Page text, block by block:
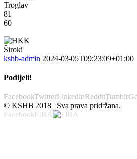
Troglav
81
60
kshb-admin 2024-03-05T09:23:09+01:00
Podijeli!
FacebookTwitterLinkedinRedditTumblr
© KSHB 2018 | Sva prava pridržana.
FacebookFIBA